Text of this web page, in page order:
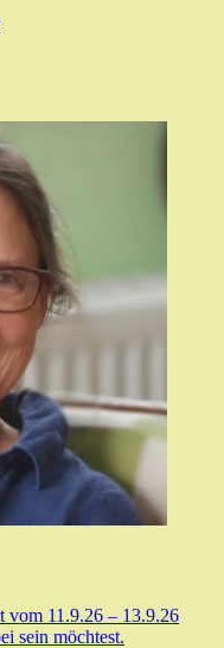
vom 11.9.26 – 13.9.26
sein möchtest.